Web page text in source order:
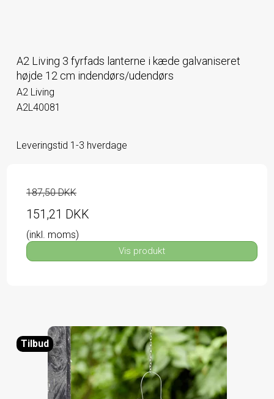
A2 Living 3 fyrfads lanterne i kæde galvaniseret
højde 12 cm indendørs/udendørs
A2 Living
A2L40081
Leveringstid 1-3 hverdage
187,50 DKK
151,21 DKK
(inkl. moms)
Vis produkt
Tilbud